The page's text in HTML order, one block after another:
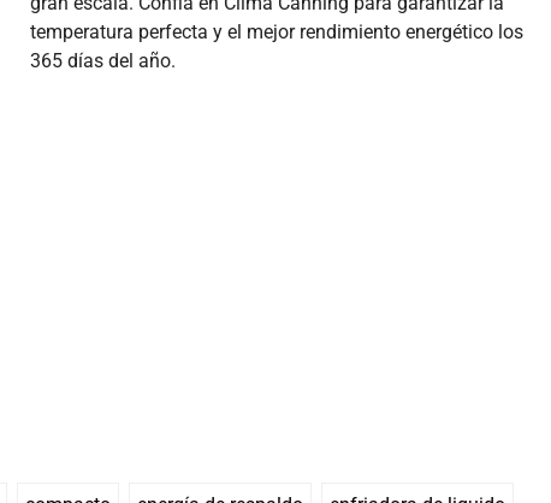
temperatura perfecta y el mejor rendimiento energético los
365 días del año.